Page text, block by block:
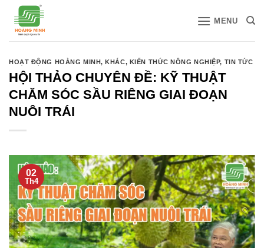
qua
MENU
HOẠT ĐỘNG HOÀNG MINH,KHÁC, KIẾN THỨC NÔNG NGHIỆP, TIN TỨC
HỘI THẢO CHUYÊN ĐỀ: KỸ THUẬT
CHĂM SÓC SẦU RIÊNG GIAI ĐOẠN
NUÔI TRÁI
02
Th4